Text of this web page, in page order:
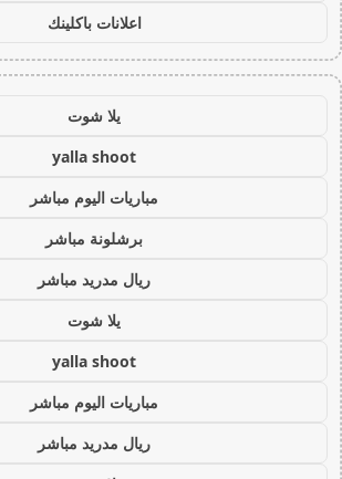
اعلانات باكلينك
يلا شوت
yalla shoot
مباريات اليوم مباشر
برشلونة مباشر
ريال مدريد مباشر
يلا شوت
yalla shoot
مباريات اليوم مباشر
ريال مدريد مباشر